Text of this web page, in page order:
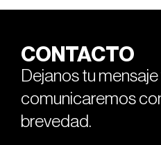
CONTACTO
Dejanos tu
comunicaremos
brevedad.